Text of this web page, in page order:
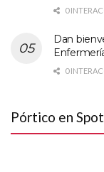
0
Dan
0
Pórtico en